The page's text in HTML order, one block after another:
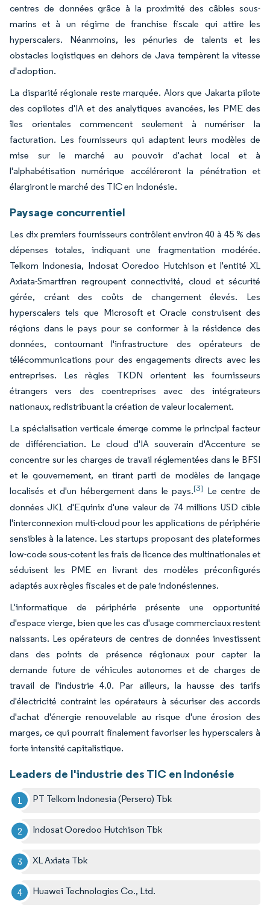
centres de données grâce à la proximité des câbles sous-
marins et à un régime de franchise fiscale qui attire les
hyperscalers. Néanmoins, les pénuries de talents et les
obstacles logistiques en dehors de Java tempèrent la vitesse
d'adoption.
La disparité régionale reste marquée. Alors que Jakarta pilote
des copilotes d'IA et des analytiques avancées, les PME des
îles orientales commencent seulement à numériser la
facturation. Les fournisseurs qui adaptent leurs modèles de
mise sur le marché au pouvoir d'achat local et à
l'alphabétisation numérique accéléreront la pénétration et
élargiront le marché des TIC en Indonésie.
Paysage concurrentiel
Les dix premiers fournisseurs contrôlent environ 40 à 45 % des
dépenses totales, indiquant une fragmentation modérée.
Telkom Indonesia, Indosat Ooredoo Hutchison et l'entité XL
Axiata-Smartfren regroupent connectivité, cloud et sécurité
gérée, créant des coûts de changement élevés. Les
hyperscalers tels que Microsoft et Oracle construisent des
régions dans le pays pour se conformer à la résidence des
données, contournant l'infrastructure des opérateurs de
télécommunications pour des engagements directs avec les
entreprises. Les règles TKDN orientent les fournisseurs
étrangers vers des coentreprises avec des intégrateurs
nationaux, redistribuant la création de valeur localement.
La spécialisation verticale émerge comme le principal facteur
de différenciation. Le cloud d'IA souverain d'Accenture se
concentre sur les charges de travail réglementées dans le BFSI
et le gouvernement, en tirant parti de modèles de langage
localisés et d'un hébergement dans le pays.[3] Le centre de
données JK1 d'Equinix d'une valeur de 74 millions USD cible
l'interconnexion multi-cloud pour les applications de périphérie
sensibles à la latence. Les startups proposant des plateformes
low-code sous-cotent les frais de licence des multinationales et
séduisent les PME en livrant des modèles préconfigurés
adaptés aux règles fiscales et de paie indonésiennes.
L'informatique de périphérie présente une opportunité
d'espace vierge, bien que les cas d'usage commerciaux restent
naissants. Les opérateurs de centres de données investissent
dans des points de présence régionaux pour capter la
demande future de véhicules autonomes et de charges de
travail de l'industrie 4.0. Par ailleurs, la hausse des tarifs
d'électricité contraint les opérateurs à sécuriser des accords
d'achat d'énergie renouvelable au risque d'une érosion des
marges, ce qui pourrait finalement favoriser les hyperscalers à
forte intensité capitalistique.
Leaders de l'industrie des TIC en Indonésie
PT Telkom Indonesia (Persero) Tbk
Indosat Ooredoo Hutchison Tbk
XL Axiata Tbk
Huawei Technologies Co., Ltd.